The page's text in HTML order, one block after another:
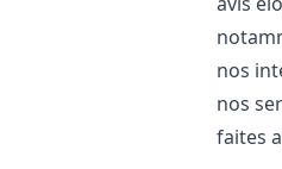
nos
nos
faites